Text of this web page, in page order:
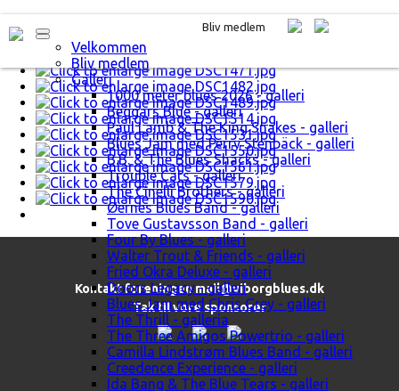
Bliv medlem
Velkommen
Bliv medlem
Galleri
1000 meter blues 2026 - galleri
Beggars Blue - galleri
Paul Lamb & The King Snakes - galleri
Blues Jam med Perry Stenbäck - galleri
B.B. & The Blues Shacks - galleri
Trouble Cats - galleri
The Cinelli Brothers - galleri
Øernes Blues Band - galleri
Tove Gustavsson Band - galleri
Four By Blues - galleri
Walter Trout & Friends - galleri
Fried Okra Deluxe - galleri
Doors Legacy - galleri
Blues Jam med Chris Grey - galleri
The Thrill - galleria
The Three Amigos Powertrio - galleri
Camilla Lindstrøm Blues Band - galleri
Creedence Experience - galleri
Ida Bang & The Blue Tears - galleri
Kontakt foreningenmail@viborgblues.dk
Tak til vore sponsorer